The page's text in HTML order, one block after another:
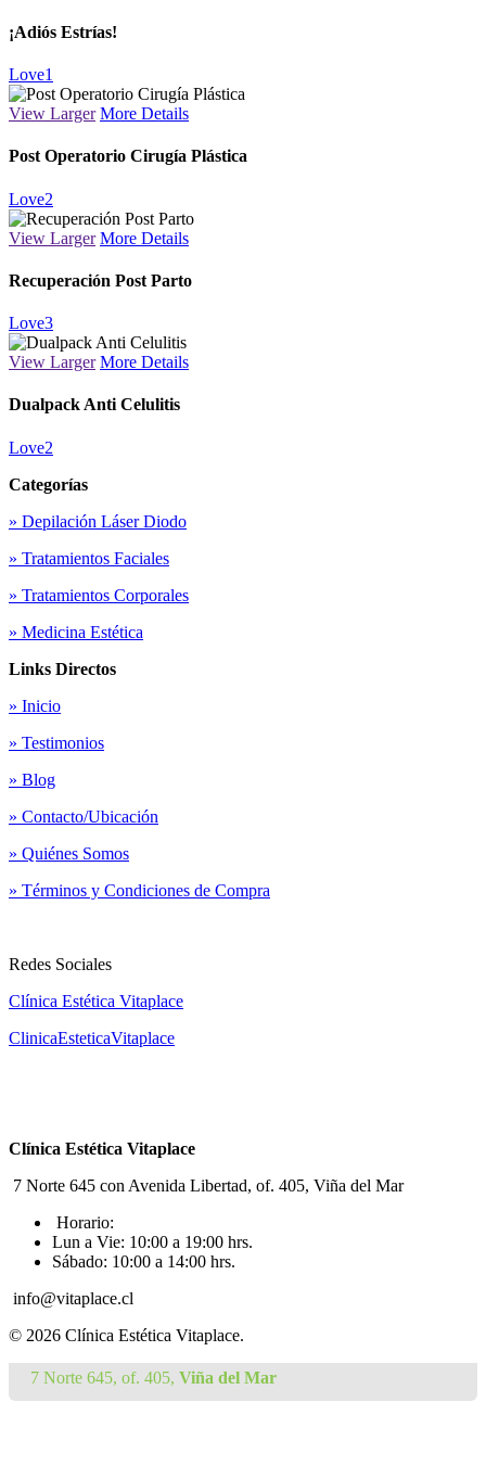
¡Adiós Estrías!
Love1
View Larger More Details
Post Operatorio Cirugía Plástica
Love2
View Larger More Details
Recuperación Post Parto
Love3
View Larger More Details
Dualpack Anti Celulitis
Love2
Categorías
» Depilación Láser Diodo
» Tratamientos Faciales
» Tratamientos Corporales
» Medicina Estética
Links Directos
» Inicio
» Testimonios
» Blog
» Contacto/Ubicación
» Quiénes Somos
» Términos y Condiciones de Compra
Redes Sociales
Clínica Estética Vitaplace
ClinicaEsteticaVitaplace
Clínica Estética Vitaplace
7 Norte 645 con Avenida Libertad, of. 405, Viña del Mar
Horario:
Lun a Vie: 10:00 a 19:00 hrs.
Sábado: 10:00 a 14:00 hrs.
info@vitaplace.cl
© 2026 Clínica Estética Vitaplace.
7 Norte 645, of. 405, Viña del Mar